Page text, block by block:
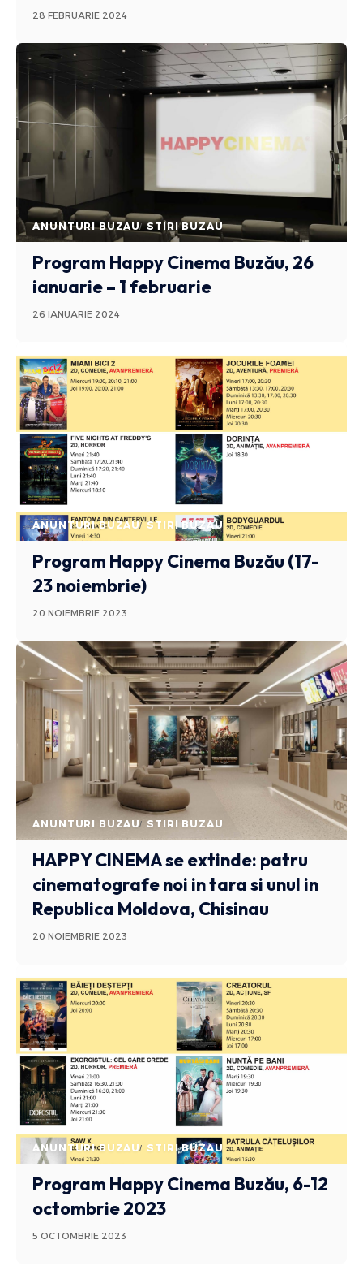
28 FEBRUARIE 2024
ANUNTURI BUZAU STIRI BUZAU
Program Happy Cinema Buzău, 26
ianuarie – 1 februarie
26 IANUARIE 2024
ANUNTURI BUZAU STIRI BUZAU
Program Happy Cinema Buzău (17-
23 noiembrie)
20 NOIEMBRIE 2023
ANUNTURI BUZAU STIRI BUZAU
HAPPY CINEMA se extinde: patru
cinematografe noi in tara si unul in
Republica Moldova, Chisinau
20 NOIEMBRIE 2023
ANUNTURI BUZAU STIRI BUZAU
Program Happy Cinema Buzău, 6-12
octombrie 2023
5 OCTOMBRIE 2023